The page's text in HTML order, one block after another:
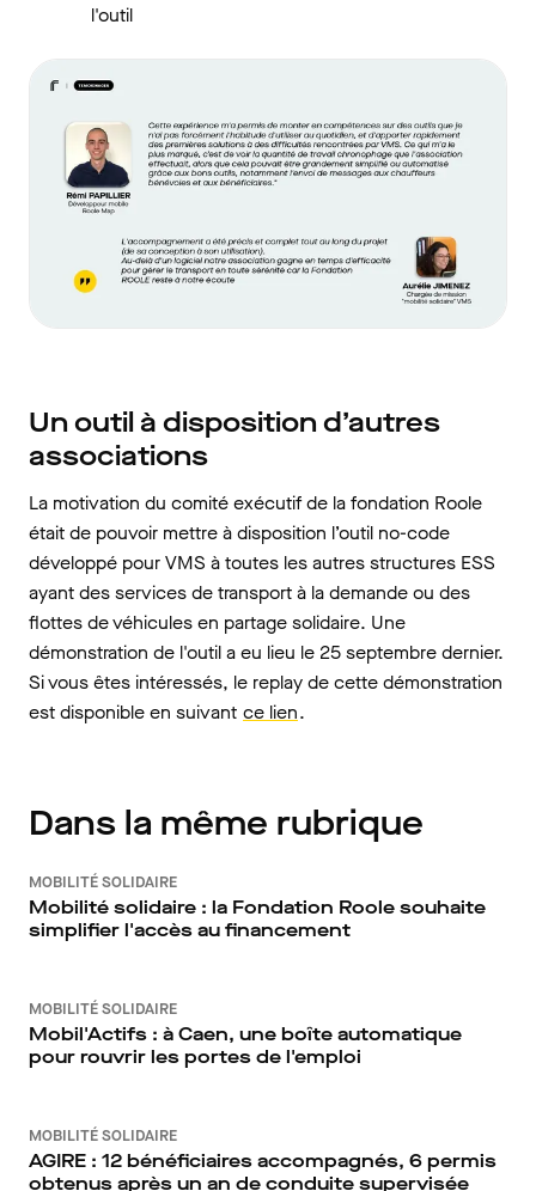
l'outil
Un outil à disposition d’autres
associations
La motivation du comité exécutif de la fondation Roole
était de pouvoir mettre à disposition l’outil no-code
développé pour VMS à toutes les autres structures ESS
ayant des services de transport à la demande ou des
flottes de véhicules en partage solidaire. Une
démonstration de l'outil a eu lieu le 25 septembre dernier.
Si vous êtes intéressés, le replay de cette démonstration
est disponible en suivant ce lien.
Dans la même rubrique
MOBILITÉ SOLIDAIRE
Mobilité solidaire : la Fondation Roole souhaite
simplifier l'accès au financement
MOBILITÉ SOLIDAIRE
Mobil'Actifs : à Caen, une boîte automatique
pour rouvrir les portes de l'emploi
MOBILITÉ SOLIDAIRE
AGIRE : 12 bénéficiaires accompagnés, 6 permis
obtenus après un an de conduite supervisée